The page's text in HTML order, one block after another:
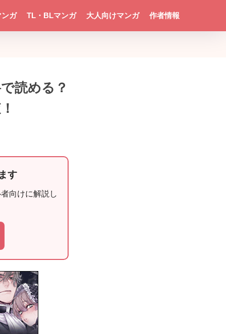
ガ TL・BLマンガ 大人向けマンガ 作者情報
読める？
す
向けに解説し